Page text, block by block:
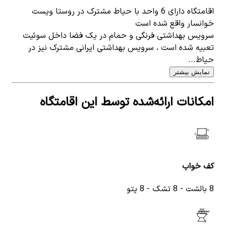
اقامتگاه دارای 6 واحد با حیاط مشترک در روستا ویست
خوانسار واقع شده است
سرویس بهداشتی فرنگی و حمام در یک فضا داخل سوئیت
تعبیه شده است ، سرویس بهداشتی ایرانی مشترک نیز در
حیاط...
نمایش بیشتر
امکانات ارائه‌شده توسط این اقامتگاه
کف خواب
8 بالشت - 8 تشک - 8 پتو